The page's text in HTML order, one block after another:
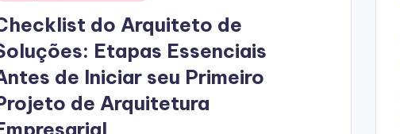
do Arquiteto de
Etapas Essenciais
de Iniciar seu Primeiro
de Arquitetura